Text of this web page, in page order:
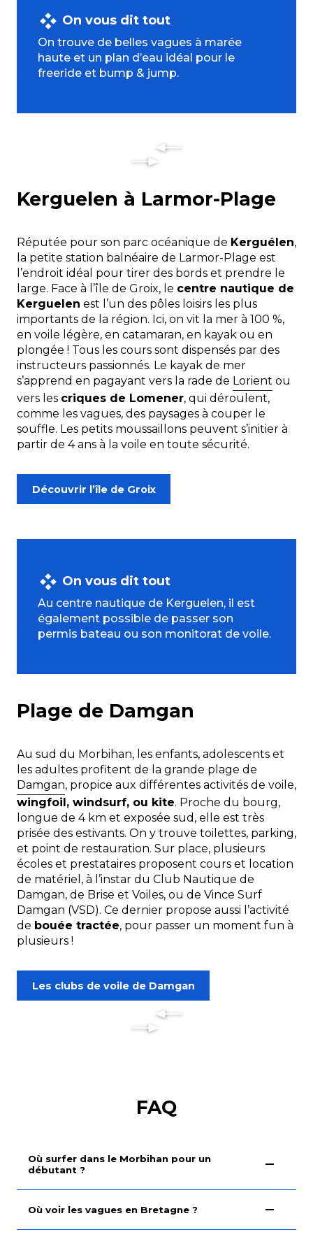
On vous dit tout
On trouve de belles vagues à marée
haute et un plan d’eau idéal pour le
freeride et bump & jump.
Kerguelen à Larmor-Plage
Réputée pour son parc océanique de Kerguélen,
la petite station balnéaire de Larmor-Plage est
l’endroit idéal pour tirer des bords et prendre le
large. Face à l’île de Groix, le centre nautique de
Kerguelen est l’un des pôles loisirs les plus
importants de la région. Ici, on vit la mer à 100 %,
en voile légère, en catamaran, en kayak ou en
plongée ! Tous les cours sont dispensés par des
instructeurs passionnés. Le kayak de mer
s’apprend en pagayant vers la rade de Lorient ou
vers les criques de Lomener, qui déroulent,
comme les vagues, des paysages à couper le
souffle. Les petits moussaillons peuvent s’initier à
partir de 4 ans à la voile en toute sécurité.
Découvrir l’île de Groix
On vous dit tout
Au centre nautique de Kerguelen, il est
également possible de passer son
permis bateau ou son monitorat de voile.
Plage de Damgan
Au sud du Morbihan, les enfants, adolescents et
les adultes profitent de la grande plage de
Damgan, propice aux différentes activités de voile,
wingfoil, windsurf, ou kite. Proche du bourg,
longue de 4 km et exposée sud, elle est très
prisée des estivants. On y trouve toilettes, parking,
et point de restauration. Sur place, plusieurs
écoles et prestataires proposent cours et location
de matériel, à l’instar du Club Nautique de
Damgan, de Brise et Voiles, ou de Vince Surf
Damgan (VSD). Ce dernier propose aussi l’activité
de bouée tractée, pour passer un moment fun à
plusieurs !
Les clubs de voile de Damgan
FAQ
Où surfer dans le Morbihan pour un
débutant ?
Où voir les vagues en Bretagne ?